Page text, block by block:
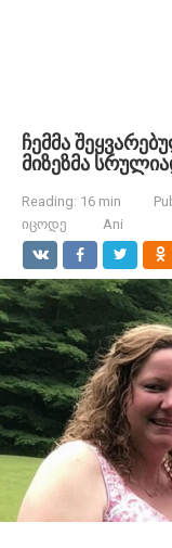
ჩემმა
მიზეზმა
Reading: 16 min
იცოდე
Ani